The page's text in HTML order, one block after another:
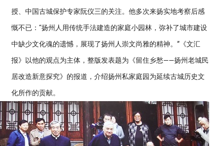
授、中国古城保护专家阮仪三的关注。他多次来扬实地考察后感
慨不已：“扬州人用传统手法建造的家庭小园林，弥补了城市建设
中缺少文化魂的遗憾，展现了扬州人崇文尚雅的精神。”《文汇
报》以他的观点为主体，整版发表题为《留住乡愁——扬州老城民
居改造新意探究》的报道，介绍扬州私家庭园为延续古城历史文
化所作的贡献。